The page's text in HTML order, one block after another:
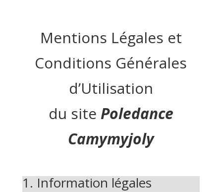
Mentions Légales et
Conditions Générales
d’Utilisation
du site Poledance
Camymyjoly
1. Information légales